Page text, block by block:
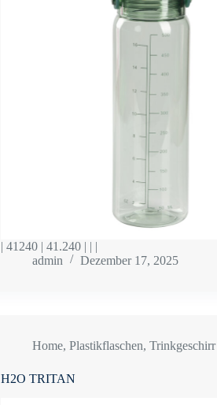
| 41240 | 41.240 | | |
admin
Dezember 17, 2025
Home,Plastikflaschen,Trinkgeschirr
H2O TRITAN